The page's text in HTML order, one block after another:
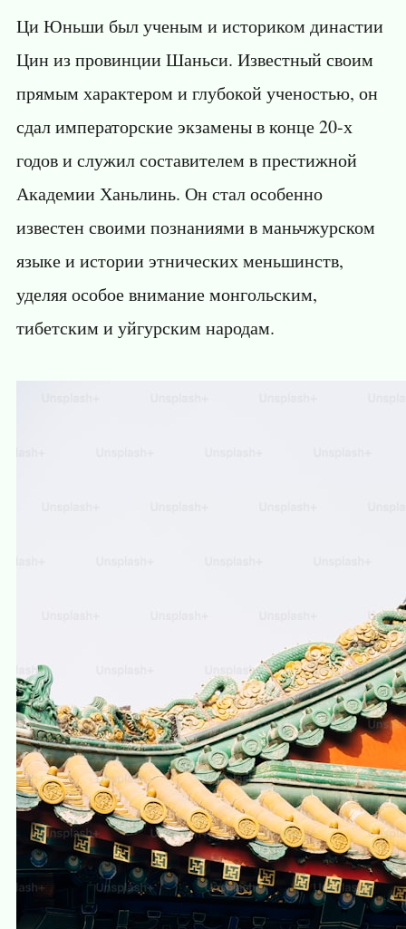
Ци Юньши был ученым и историком династии
Цин из провинции Шаньси. Известный своим
прямым характером и глубокой ученостью, он
сдал императорские экзамены в конце 20-х
годов и служил составителем в престижной
Академии Ханьлинь. Он стал особенно
известен своими познаниями в маньчжурском
языке и истории этнических меньшинств,
уделяя особое внимание монгольским,
тибетским и уйгурским народам.